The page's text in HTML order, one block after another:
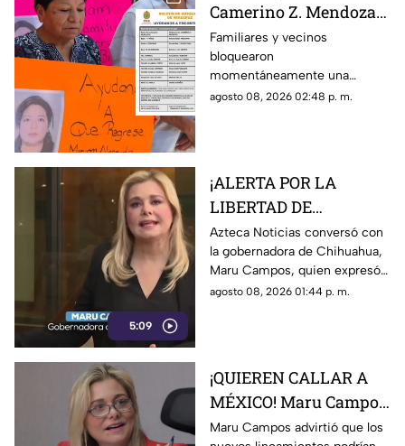
Camerino Z. Mendoza
por desaparición de
comerciante; ¿qué exige
su familia?
Familiares y vecinos
bloquearon
momentáneamente una
avenida de Camerino Z.
agosto 08, 2026 02:48 p. m.
5:09
¡ALERTA POR LA
LIBERTAD DE
EXPRESIÓN! Maru
Campos advierte
posibles riesgos por
nuevos lineamientos
Azteca Noticias conversó con
la gobernadora de Chihuahua,
Maru Campos, quien expresó
su preocupación por los
agosto 08, 2026 01:44 p. m.
¡QUIEREN CALLAR A
MÉXICO! Maru Campos
alerta por nuevos
Maru Campos advirtió que los